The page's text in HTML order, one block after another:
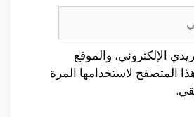
الإلكتروني، والموقع
المتصفح لاستخدامها المرة